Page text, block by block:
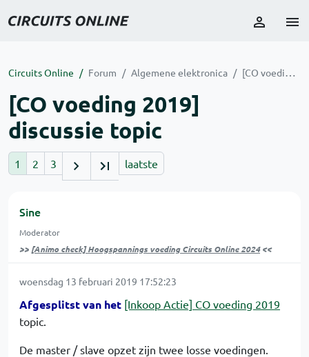
Circuits Online Forum Algemene elektronica [CO voeding 2019] discussie topic
[CO voeding 2019]
discussie topic
1 2 3 laatste
Sine
Moderator
>> [Animo check] Hoogspannings voeding Circuits Online 2024<<
woensdag 13 februari 2019 17:52:23
Afgesplitst van het [Inkoop Actie] CO voeding 2019
topic.
De master / slave opzet zijn twee losse voedingen.